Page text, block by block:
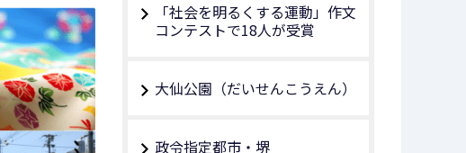
「社会を明るくする運動」作文
コンテストで18人が受賞
大仙公園（だいせんこうえん）
政令指定都市・堺